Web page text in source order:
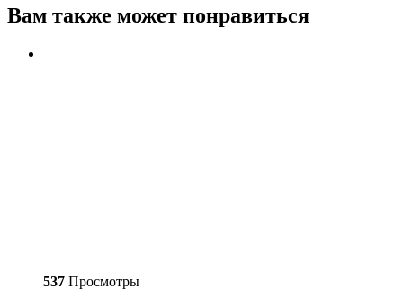
Вам также может понравиться
537 Просмотры